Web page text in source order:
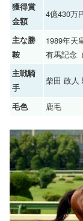
獲得賞
金額
4億430万
主な勝
鞍
1989年天
有馬記念
主戦騎
手
柴田 政人
毛色 鹿毛